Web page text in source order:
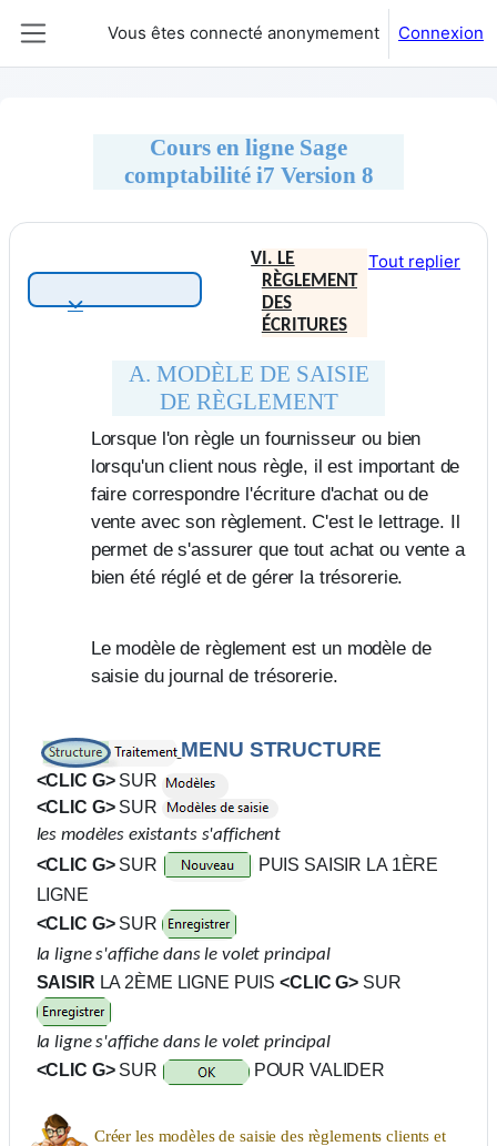
Passer au contenu principalVous êtes connecté anonymement Connexion
Cours en ligne Sage
comptabilité i7 Version 8
Résumé de section
Replier
VI. LE
RÈGLEMENT
DES
ÉCRITURES
Tout replier
A. MODÈLE DE SAISIE
DE RÈGLEMENT
Lorsque l'on règle un fournisseur ou bien
lorsqu'un client nous règle, il est important de
faire correspondre l'écriture d'achat ou de
vente avec son règlement. C'est le lettrage. Il
permet de s'assurer que tout achat ou vente a
bien été réglé et de gérer la trésorerie.
Le modèle de règlement est un modèle de
saisie du journal de trésorerie.
MENU STRUCTURE
<CLIC G>SUR
<CLIC G>SUR
les modèles existants s'affichent
<CLIC G>SUR
PUIS SAISIR LA 1ÈRE
LIGNE
<CLIC G>SUR
la ligne s'affiche dans le volet principal
SAISIR LA 2ÈME LIGNE PUIS<CLIC G> SUR
la ligne s'affiche dans le volet principal
<CLIC G>SUR POUR VALIDER
Créer les modèles de saisie des règlements clients et